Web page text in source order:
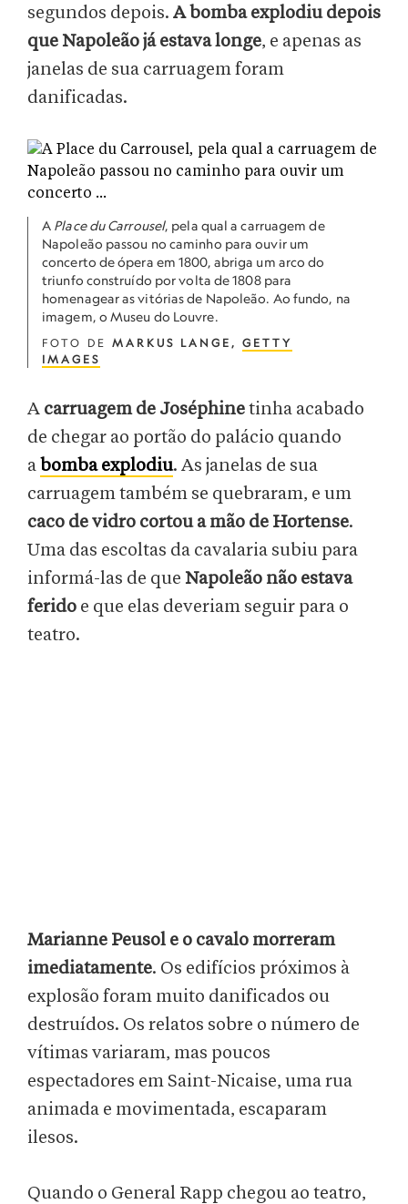
segundos depois. A bomba explodiu depois
que Napoleão já estava longe, e apenas as
janelas de sua carruagem foram
danificadas.
A Place du Carrousel, pela qual a carruagem de
Napoleão passou no caminho para ouvir um
concerto de ópera em 1800, abriga um arco do
triunfo construído por volta de 1808 para
homenagear as vitórias de Napoleão. Ao fundo, na
imagem, o Museu do Louvre.
FOTO DE MARKUS LANGE, GETTY
IMAGES
A carruagem de Joséphinetinha acabado
de chegar ao portão do palácio quando
a bomba explodiu. As janelas de sua
carruagem também se quebraram, e um
caco de vidro cortou a mão de Hortense.
Uma das escoltas da cavalaria subiu para
informá-las de que Napoleão não estava
ferido e que elas deveriam seguir para o
teatro.
Marianne Peusol e o cavalo morreram
imediatamente. Os edifícios próximos à
explosão foram muito danificados ou
destruídos. Os relatos sobre o número de
vítimas variaram, mas poucos
espectadores em Saint-Nicaise, uma rua
animada e movimentada, escaparam
ilesos.
Quando o General Rapp chegou ao teatro,